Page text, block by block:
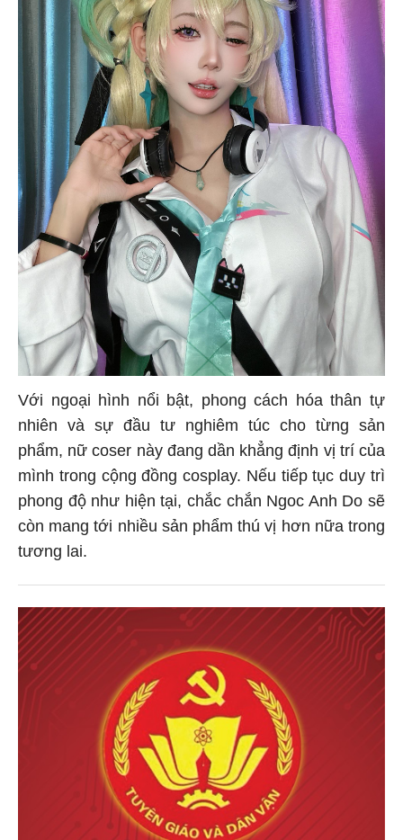
Với ngoại hình nổi bật, phong cách hóa thân tự
nhiên và sự đầu tư nghiêm túc cho từng sản
phẩm, nữ coser này đang dần khẳng định vị trí của
mình trong cộng đồng cosplay. Nếu tiếp tục duy trì
phong độ như hiện tại, chắc chắn Ngoc Anh Do sẽ
còn mang tới nhiều sản phẩm thú vị hơn nữa trong
tương lai.